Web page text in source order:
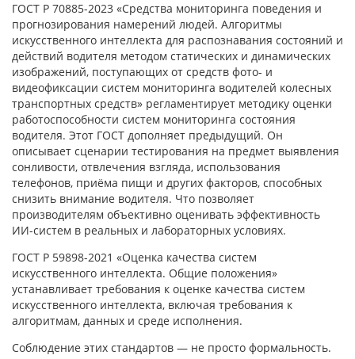
ГОСТ Р 70885-2023 «Средства мониторинга поведения и
прогнозирования намерений людей. Алгоритмы
искусственного интеллекта для распознавания состояний и
действий водителя методом статических и динамических
изображений, поступающих от средств фото- и
видеофиксации систем мониторинга водителей колесных
транспортных средств» регламентирует методику оценки
работоспособности систем мониторинга состояния
водителя. Этот ГОСТ дополняет предыдущий. Он
описывает сценарии тестирования на предмет выявления
сонливости, отвлечения взгляда, использования
телефонов, приёма пищи и других факторов, способных
снизить внимание водителя. Что позволяет
производителям объективно оценивать эффективность
ИИ-систем в реальных и лабораторных условиях.
ГОСТ Р 59898-2021 «Оценка качества систем
искусственного интеллекта. Общие положения»
устанавливает требования к оценке качества систем
искусственного интеллекта, включая требования к
алгоритмам, данных и среде исполнения.
Соблюдение этих стандартов — не просто формальность.